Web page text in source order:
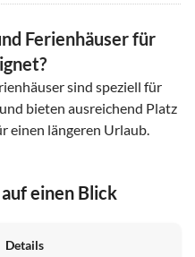
Ferienhäuser für
sind speziell für
bieten ausreichend Platz
einen längeren Urlaub.
einen Blick
Details